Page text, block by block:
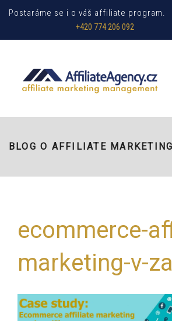
Postaráme se i o váš affiliate program.
+420 774 206 092
BLOG O AFFILIATE
ecommerce-
marketing-v-